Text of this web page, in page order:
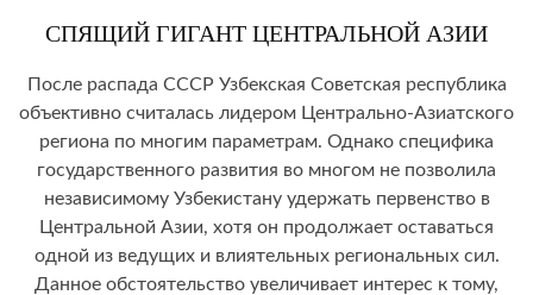
СПЯЩИЙ ГИГАНТ ЦЕНТРАЛЬНОЙ АЗИИ
После распада СССР Узбекская Советская республика
объективно считалась лидером Центрально-Азиатского
региона по многим параметрам. Однако специфика
государственного развития во многом не позволила
независимому Узбекистану удержать первенство в
Центральной Азии, хотя он продолжает оставаться
одной из ведущих и влиятельных региональных сил.
Данное обстоятельство увеличивает интерес к тому,